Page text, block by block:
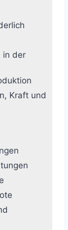
in der
Kraft und